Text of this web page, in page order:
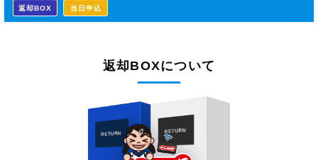
返却BOX 当日申込
返却BOXについて